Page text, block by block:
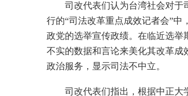
司改代表们认为台湾社会对于
行的“司法改革重点成效记者会”中
政党的选举宣传政绩。在临近选举
不实的数据和言论来美化其改革成
政治服务，显示司法不中立。
司改代表们指出，根据中正大